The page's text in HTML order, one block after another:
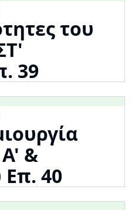
του
39
&
Επ. 40